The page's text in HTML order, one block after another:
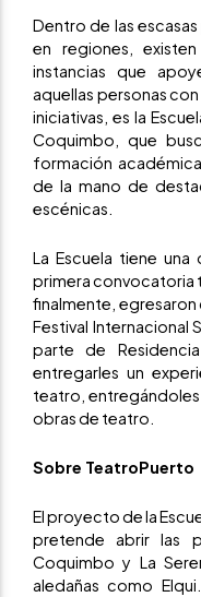
Dentro de las
en regiones,
instancias que
aquellas personas
iniciativas, es la
Coquimbo, que
formación
de la mano de
escénicas.
La Escuela tiene
primera convocatoria
finalmente, egresaron
Festival Internacional
parte de
entregarles un
teatro, entregándoles
obras de teatro.
Sobre TeatroPuerto
El proyecto de la
pretende abrir las
Coquimbo y La
aledañas como